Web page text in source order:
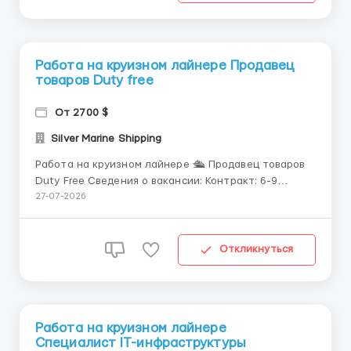
Работа на круизном лайнере Продавец
товаров Duty free
От 2700 $
Silver Marine Shipping
Работа на круизном лайнере 🛳️ Продавец товаров
Duty Free Сведения о вакансии: Контракт: 6-9
месяцев. Отпуск: 2 месяца. Заработная плата:
варьироваться в зависимости от месяца, маршрута
27-07-2026
Откликнуться
Работа на круизном лайнере
Специалист IT-инфраструктуры